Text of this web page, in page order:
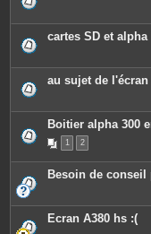
cartes SD et alpha
au sujet de l'écran
Boitier alpha 300
1 2
Besoin de
Ecran A380 hs :(